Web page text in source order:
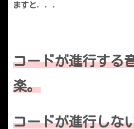
ますと．．．
コードが進行する
楽。
コードが進行しな